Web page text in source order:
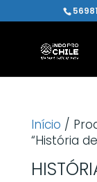
Início /
“História